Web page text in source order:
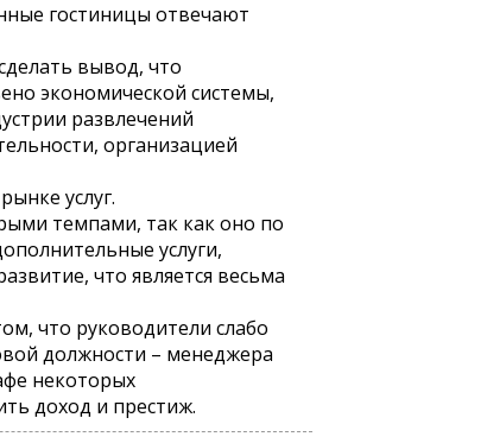
гостиницы отвечают
вывод, что
экономической системы,
развлечений
организацией
услуг.
темпами, так как оно по
услуги,
что является весьма
что руководители слабо
должности – менеджера
некоторых
доход и престиж.